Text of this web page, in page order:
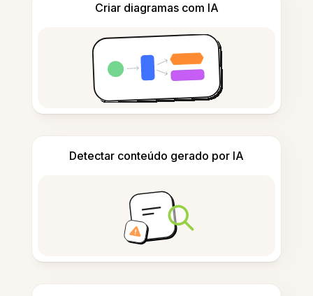
Criar diagramas com IA
Detectar conteúdo gerado por IA